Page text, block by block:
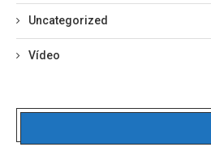
Uncategorized
Vídeo